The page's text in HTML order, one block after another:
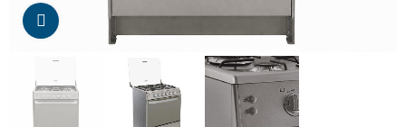
Da click para agrandar